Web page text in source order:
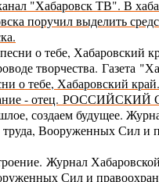
"Хабаровск ТВ". В
поручил выделить
о тебе, Хабаровский
творчества. Газета
о тебе, Хабаровский
- отец. РОССИЙСКИЙ
создаем будущее.
труда, Вооруженных
Журнал
Сил и